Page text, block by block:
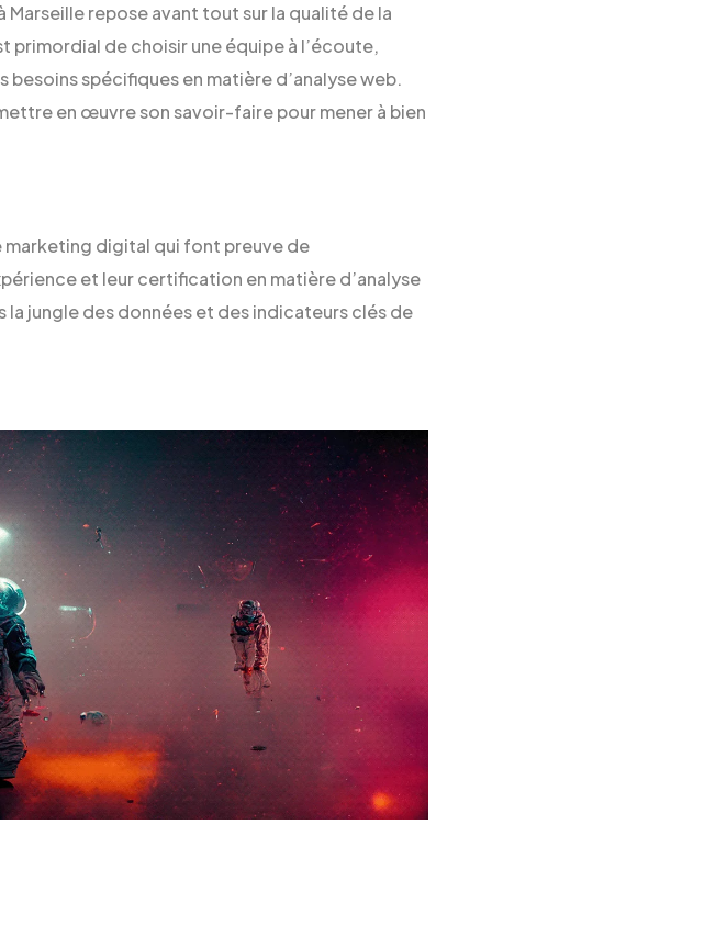
repose avant tout sur la qualité de la
de choisir une équipe à l’écoute,
spécifiques en matière d’analyse web.
en œuvre son savoir-faire pour mener à bien
digital qui font preuve de
et leur certification en matière d’analyse
jungle des données et des indicateurs clés de